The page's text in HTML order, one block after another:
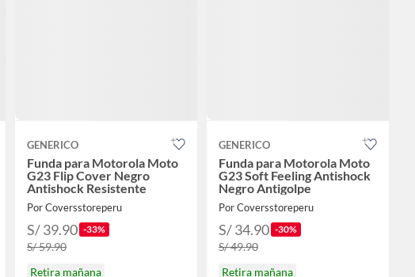
GENERICO
Funda para Motorola Moto
G23 Flip Cover Negro
Antishock Resistente
Por Coversstoreperu
S/ 39.90 -33%
S/ 59.90
Retira mañana
GENERICO
Funda para Motorola Moto
G23 Soft Feeling Antishock
Negro Antigolpe
Por Coversstoreperu
S/ 34.90 -30%
S/ 49.90
Retira mañana